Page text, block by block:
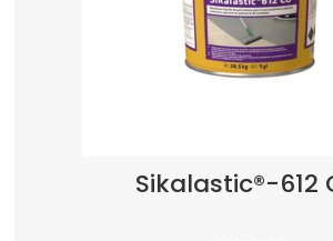
Sikalastic®-612